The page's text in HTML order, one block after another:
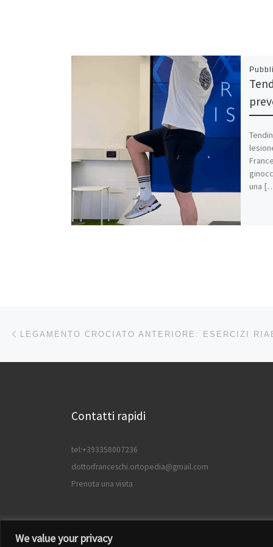
We value your privacy
una
Navigazione articoli
Contatti rapidi
tel:+393358007236
dottorfranceschi.ortopedia@gmail.com
Prenota una visita